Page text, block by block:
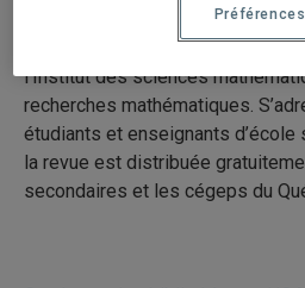
est une revue semi-
l’Institut des sciences
recherches mathématiques.
étudiants et enseignants d’école
la revue est distribuée
secondaires et les cégeps du
Préférences